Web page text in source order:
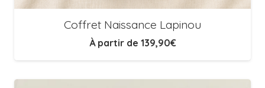
Coffret Naissance Lapinou
À partir de 139,90€